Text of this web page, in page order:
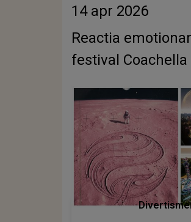
14 apr 2026
Reactia
festival Coachella